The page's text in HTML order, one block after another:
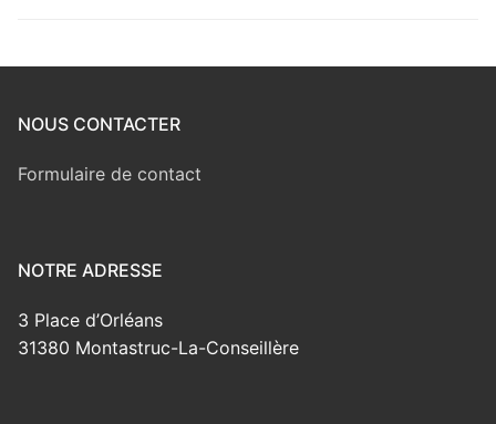
NOUS CONTACTER
Formulaire de contact
NOTRE ADRESSE
3 Place d’Orléans
31380 Montastruc-La-Conseillère